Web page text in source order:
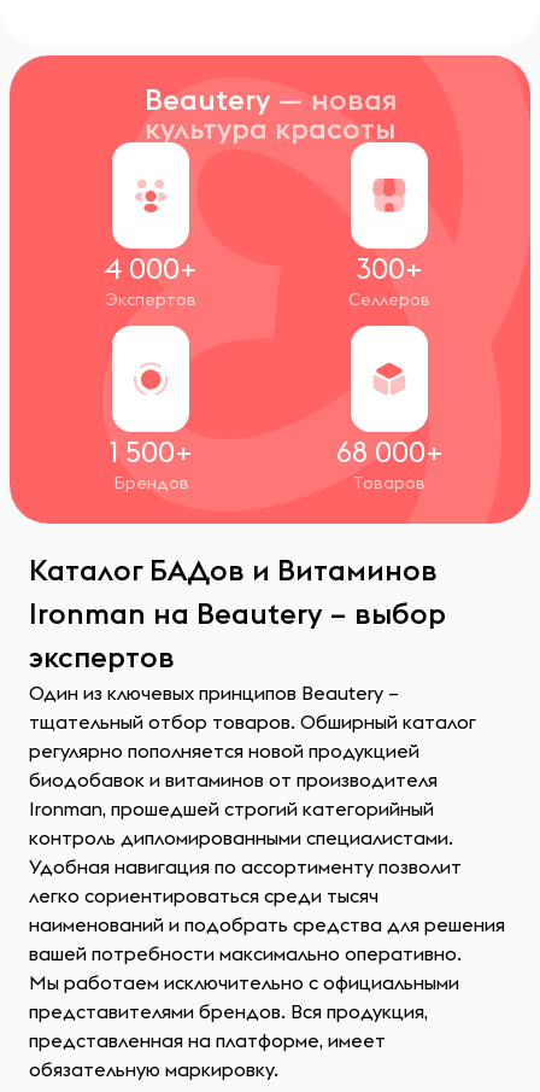
Beautery — новая
культура красоты
4 000+
Экспертов
300+
Селлеров
1 500+
Брендов
68 000+
Товаров
Каталог БАДов и Витаминов
Ironman на Beautery – выбор
экспертов
Один из ключевых принципов Beautery –
тщательный отбор товаров. Обширный каталог
регулярно пополняется новой продукцией
биодобавок и витаминов от производителя
Ironman, прошедшей строгий категорийный
контроль дипломированными специалистами.
Удобная навигация по ассортименту позволит
легко сориентироваться среди тысяч
наименований и подобрать средства для решения
вашей потребности максимально оперативно.
Мы работаем исключительно с официальными
представителями брендов. Вся продукция,
представленная на платформе, имеет
обязательную маркировку.